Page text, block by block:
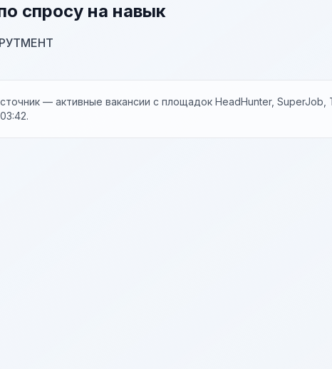
спросу на навык
— активные вакансии с площадок HeadHunter, SuperJob,